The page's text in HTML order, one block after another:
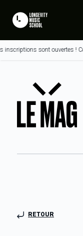
sont ouvertes !
RETOUR